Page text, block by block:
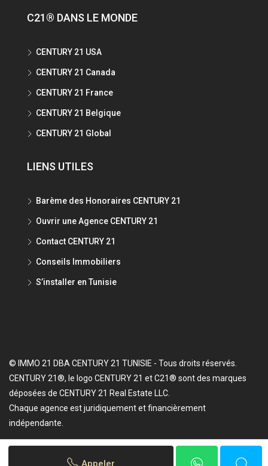
C21® DANS LE MONDE
CENTURY 21 USA
CENTURY 21 Canada
CENTURY 21 France
CENTURY 21 Belgique
CENTURY 21 Global
LIENS UTILES
Barème des Honoraires CENTURY 21
Ouvrir une Agence CENTURY 21
Contact CENTURY 21
Conseils Immobiliers
S’installer en Tunisie
© IMMO 21 DBA CENTURY 21 TUNISIE - Tous droits réservés.
CENTURY 21®, le logo CENTURY 21 et C21® sont des marques
déposées de CENTURY 21 Real Estate LLC.
Chaque agence est juridiquement et financièrement
indépendante.